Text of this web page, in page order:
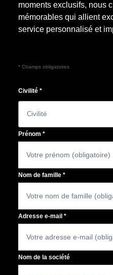
moments exclusifs, nous
mémorables qui allient
service personnalisé et
* Champs obligatoires
Civilité *
Prénom *
Nom de famille *
Adresse e-mail *
Nom de la société